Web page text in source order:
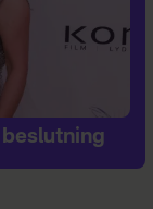
beslutning